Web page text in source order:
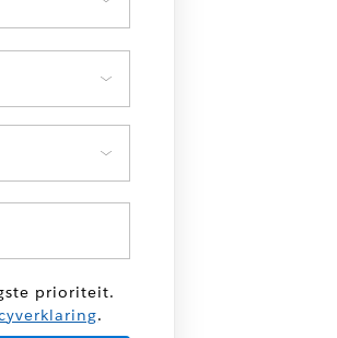
prioriteit.
.